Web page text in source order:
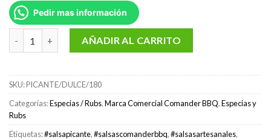
Pedir mas información
Salsa Picante Dulce 180 gr marca Comander BBQ cantidad
AÑADIR AL CARRITO
SKU:PICANTE/DULCE/180
Categorías:Especias / Rubs,Marca Comercial Comander BBQ,Especias y
Rubs
Etiquetas:#salsapicante,#salsascomanderbbq,#salsasartesanales,